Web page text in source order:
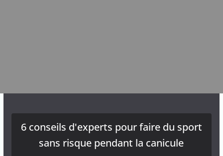
6 conseils d'experts pour faire du sport
sans risque pendant la canicule